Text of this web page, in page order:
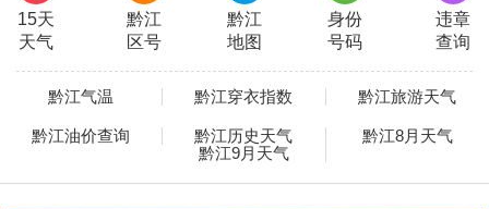
15天
天气
黔江
区号
黔江
地图
身份
号码
违章
查询
黔江气温 黔江穿衣指数 黔江旅游天气
黔江油价查询 黔江历史天气
黔江8月天气
黔江9月天气